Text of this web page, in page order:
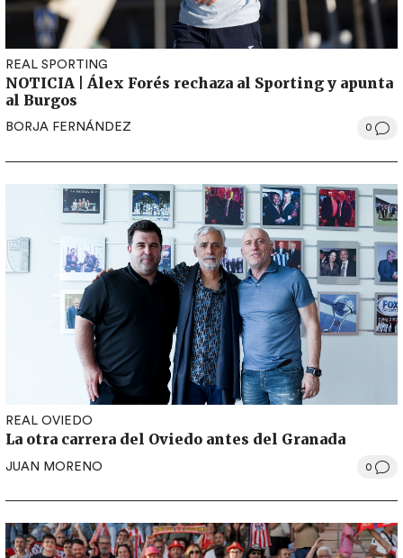
REAL SPORTING
NOTICIA | Álex Forés rechaza al Sporting y apunta
al Burgos
BORJA FERNÁNDEZ 0
REAL OVIEDO
La otra carrera del Oviedo antes del Granada
JUAN MORENO 0